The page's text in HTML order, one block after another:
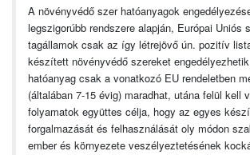
A növényvédő szer hatóanyagok
legszigorúbb rendszere alapján, Európai Uniós
tagállamok csak az így létrejövő ún. pozitív
készített növényvédő szereket
hatóanyag csak a vonatkozó EU rendeletben
(általában 7-15 évig) maradhat, utána felül kell
folyamatok együttes célja, hogy az egyes
forgalmazását és felhasználását oly módon
ember és környezete veszélyeztetésének